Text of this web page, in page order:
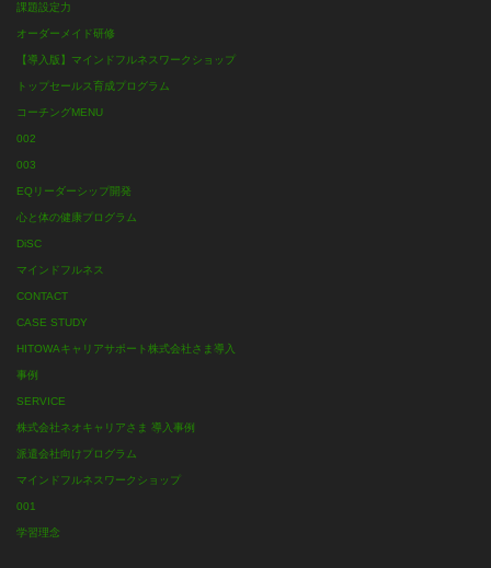
課題設定力
オーダーメイド研修
【導入版】マインドフルネスワークショップ
トップセールス育成プログラム
コーチングMENU
002
003
EQリーダーシップ開発
心と体の健康プログラム
DiSC
マインドフルネス
CONTACT
CASE STUDY
HITOWAキャリアサポート株式会社さま導入
事例
SERVICE
株式会社ネオキャリアさま 導入事例
派遣会社向けプログラム
マインドフルネスワークショップ
001
学習理念